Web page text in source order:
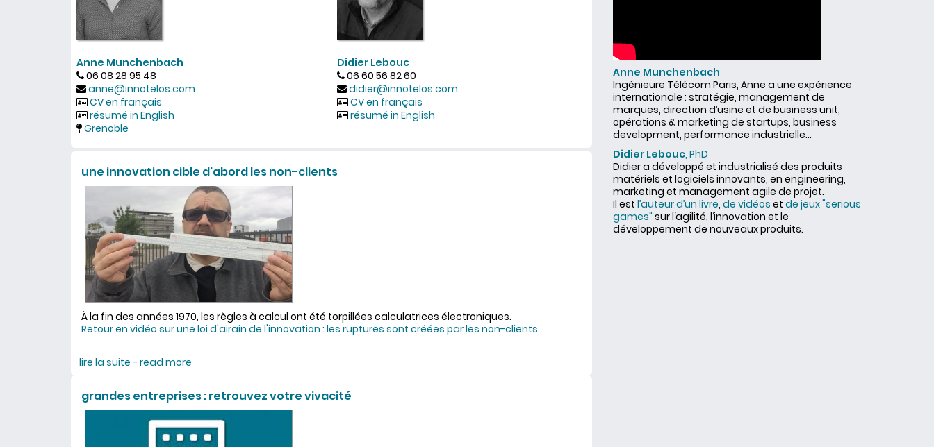
Anne Munchenbach
06 08 28 95 48
anne@innotelos.com
CV en français
résumé in English
Grenoble
Didier Lebouc
06 60 56 82 60
didier@innotelos.com
CV en français
résumé in English
une innovation cible d'abord les non-clients
À la fin des années 1970, les règles à calcul ont été torpillées calculatrices électroniques.
Retour en vidéo sur une loi d'airain de l'innovation : les ruptures sont créées par les non-clients.
lire la suite - read more
grandes entreprises : retrouvez votre vivacité
Anne Munchenbach
Ingénieure Télécom Paris, Anne a une expérience
internationale : stratégie, management de
marques, direction d’usine et de business unit,
opérations & marketing de startups, business
development, performance industrielle...
Didier Lebouc, PhD
Didier a développé et industrialisé des produits
matériels et logiciels innovants, en engineering,
marketing et management agile de projet.
Il est l’auteur d’un livre, de vidéos et de jeux "serious
games" sur l‘agilité, l‘innovation et le
développement de nouveaux produits.